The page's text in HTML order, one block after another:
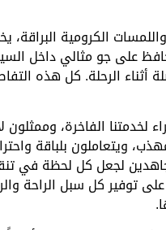
الكرومية
على جو مثالي داخل
الرحلة. كل هذه
الفاخرة،
ويتعاملون بلباقة
جاهدين لجعل كل لحظة في
كل سبل الراحة